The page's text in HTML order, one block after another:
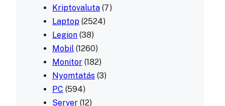
Kriptovaluta (7)
Laptop (2524)
Legion (38)
Mobil (1260)
Monitor (182)
Nyomtatás (3)
PC (594)
Server (12)